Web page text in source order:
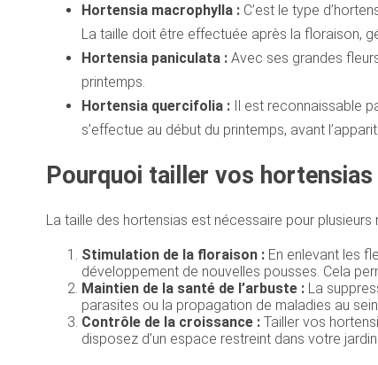
Hortensia macrophylla : C’est le type
La taille doit être effectuée après la floraison,
Hortensia paniculata : Avec ses grandes
printemps.
Hortensia quercifolia : Il est reconnaissable
s’effectue au début du printemps, avant
Pourquoi tailler vos hortensias
La taille des hortensias est nécessaire pour plusieurs
Stimulation de la floraison : En enlevant les
développement de nouvelles pousses. Cela
Maintien de la santé de l’arbuste : La
parasites ou la propagation de maladies au sein
Contrôle de la croissance : Tailler vos
disposez d’un espace restreint dans votre jardin.